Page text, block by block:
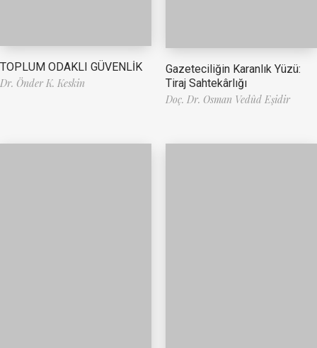
TOPLUM ODAKLI GÜVENLİK
Dr. Önder K. Keskin
Gazeteciliğin Karanlık Yüzü:
Tiraj Sahtekârlığı
Doç. Dr. Osman Vedûd Eşidir